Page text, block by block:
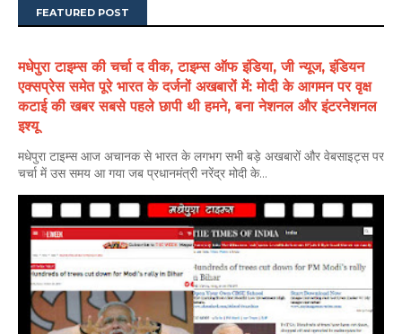
FEATURED POST
मधेपुरा टाइम्स की चर्चा द वीक, टाइम्स ऑफ इंडिया, जी न्यूज, इंडियन
एक्सप्रेस समेत पूरे भारत के दर्जनों अखबारों में: मोदी के आगमन पर वृक्ष
कटाई की खबर सबसे पहले छापी थी हमने, बना नेशनल और इंटरनेशनल
इश्यू
मधेपुरा टाइम्स आज अचानक से भारत के लगभग सभी बड़े अखबारों और वेबसाइट्स पर
चर्चा में उस समय आ गया जब प्रधानमंत्री नरेंद्र मोदी के...